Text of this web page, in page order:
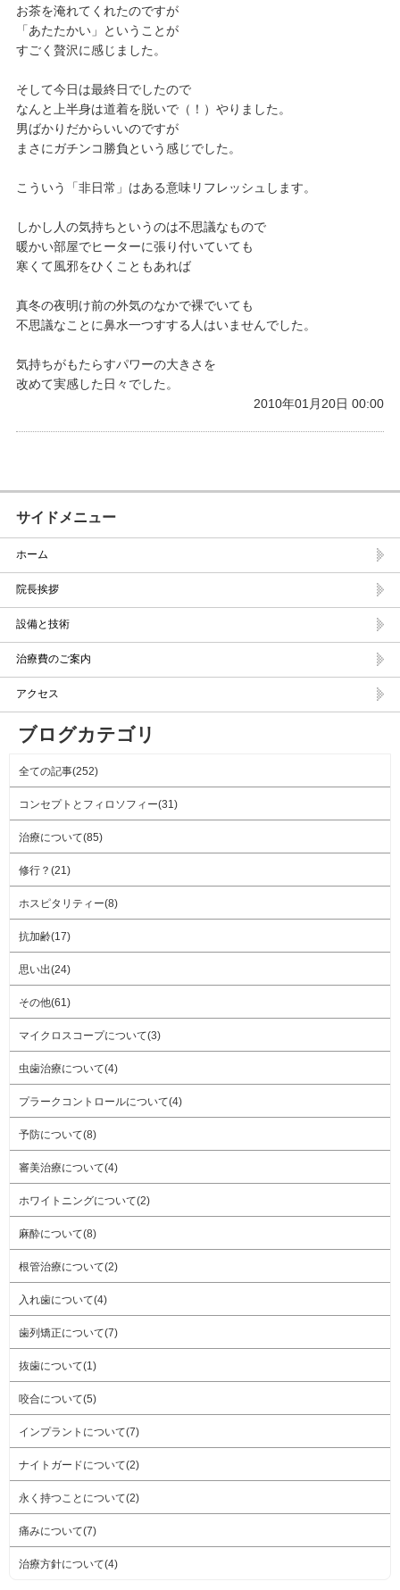
お茶を淹れてくれたのですが
「あたたかい」ということが
すごく贅沢に感じました。
そして今日は最終日でしたので
なんと上半身は道着を脱いで（！）やりました。
男ばかりだからいいのですが
まさにガチンコ勝負という感じでした。
こういう「非日常」はある意味リフレッシュします。
しかし人の気持ちというのは不思議なもので
暖かい部屋でヒーターに張り付いていても
寒くて風邪をひくこともあれば
真冬の夜明け前の外気のなかで裸でいても
不思議なことに鼻水一つすする人はいませんでした。
気持ちがもたらすパワーの大きさを
改めて実感した日々でした。
2010年01月20日 00:00
サイドメニュー
ホーム
院長挨拶
設備と技術
治療費のご案内
アクセス
ブログカテゴリ
全ての記事(252)
コンセプトとフィロソフィー(31)
治療について(85)
修行？(21)
ホスピタリティー(8)
抗加齢(17)
思い出(24)
その他(61)
マイクロスコープについて(3)
虫歯治療について(4)
プラークコントロールについて(4)
予防について(8)
審美治療について(4)
ホワイトニングについて(2)
麻酔について(8)
根管治療について(2)
入れ歯について(4)
歯列矯正について(7)
抜歯について(1)
咬合について(5)
インプラントについて(7)
ナイトガードについて(2)
永く持つことについて(2)
痛みについて(7)
治療方針について(4)